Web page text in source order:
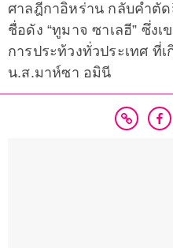
ศาลฎีกาอิหร่าน กลับคำตั
ชื่อดัง “ทูมาจ ซาเลฮี” ซึ่ง
การประท้วงทั่วประเทศ ที่
น.ส.มาห์ซา อมินี